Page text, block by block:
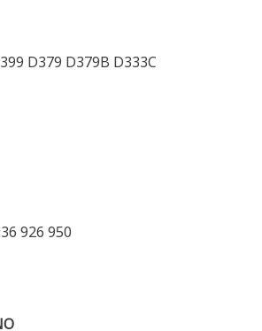
D379 D379B D333C
926 950